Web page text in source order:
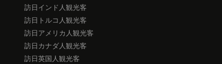
訪日インド人観光客
訪日トルコ人観光客
訪日アメリカ人観光客
訪日カナダ人観光客
訪日英国人観光客